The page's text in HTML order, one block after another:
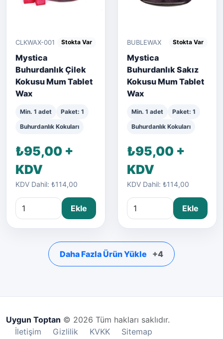
CLKWAX-001 Stokta Var
Mystica
Buhurdanlık Çilek
Kokusu Mum Tablet
Wax
Min. 1 adet
Paket: 1
Buhurdanlık Kokuları
₺95,00 +
KDV
KDV Dahil: ₺114,00
Ekle
BUBLEWAX Stokta Var
Mystica
Buhurdanlık Sakız
Kokusu Mum Tablet
Wax
Min. 1 adet
Paket: 1
Buhurdanlık Kokuları
₺95,00 +
KDV
KDV Dahil: ₺114,00
Ekle
Daha Fazla Ürün Yükle +4
Uygun Toptan © 2026 Tüm hakları saklıdır.
İletişim
Gizlilik KVKK Sitemap